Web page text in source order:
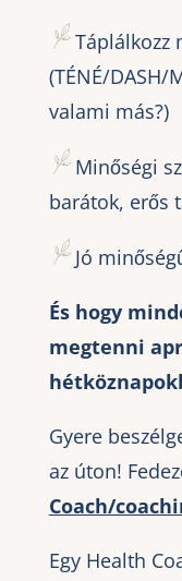
Táplálkozz
(TÉNÉ/DASH/
valami más?)
Minőségi
barátok, erős
Jó
És hogy
megtenni
Gyere
az úton!
Coach/
Egy Health